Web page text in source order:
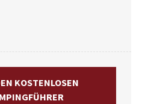
KOSTENLOSEN